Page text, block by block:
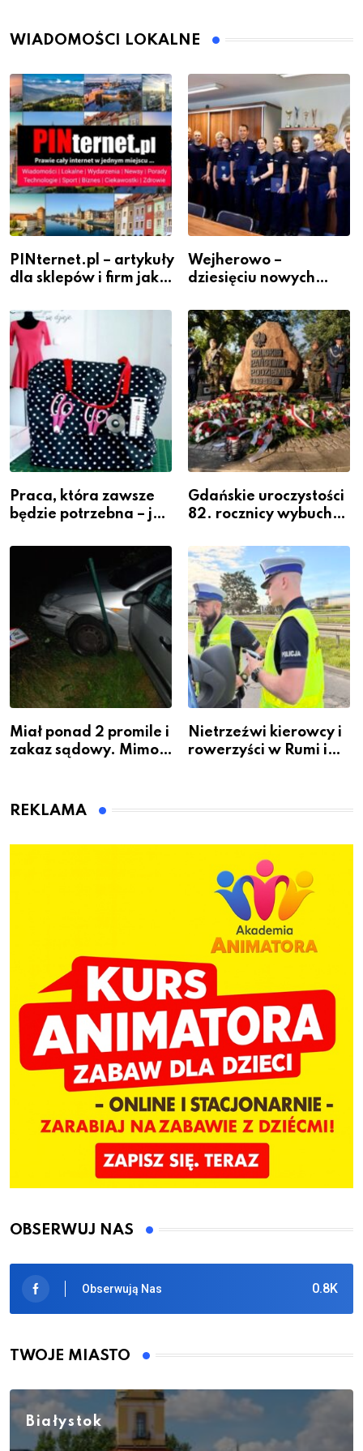
WIADOMOŚCI LOKALNE
PINternet.pl – artykuły
dla sklepów i firm jako
widoczność
Wejherowo –
dziesięciu nowych
szeregach Komendy
Powiatowej
Praca, która zawsze
będzie potrzebna – jak
zawodem przyszłości i
gdzie się go nauczyć?
Gdańskie uroczystości
82. rocznicy wybuchu
Warszawskiego
Miał ponad 2 promile i
zakaz sądowy. Mimo
Bolszewie i uderzył w
Nietrzeźwi kierowcy i
rowerzyści w Rumi i
REKLAMA
OBSERWUJ NAS
0.8K
Obserwują Nas
TWOJE MIASTO
Białystok